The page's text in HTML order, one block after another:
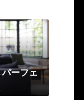
ーフェ